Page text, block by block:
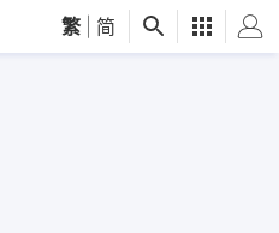
繁 简